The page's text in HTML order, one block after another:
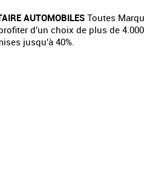
AUTOMOBILESToutes
d'un choix de plus de
jusqu'à 40%.